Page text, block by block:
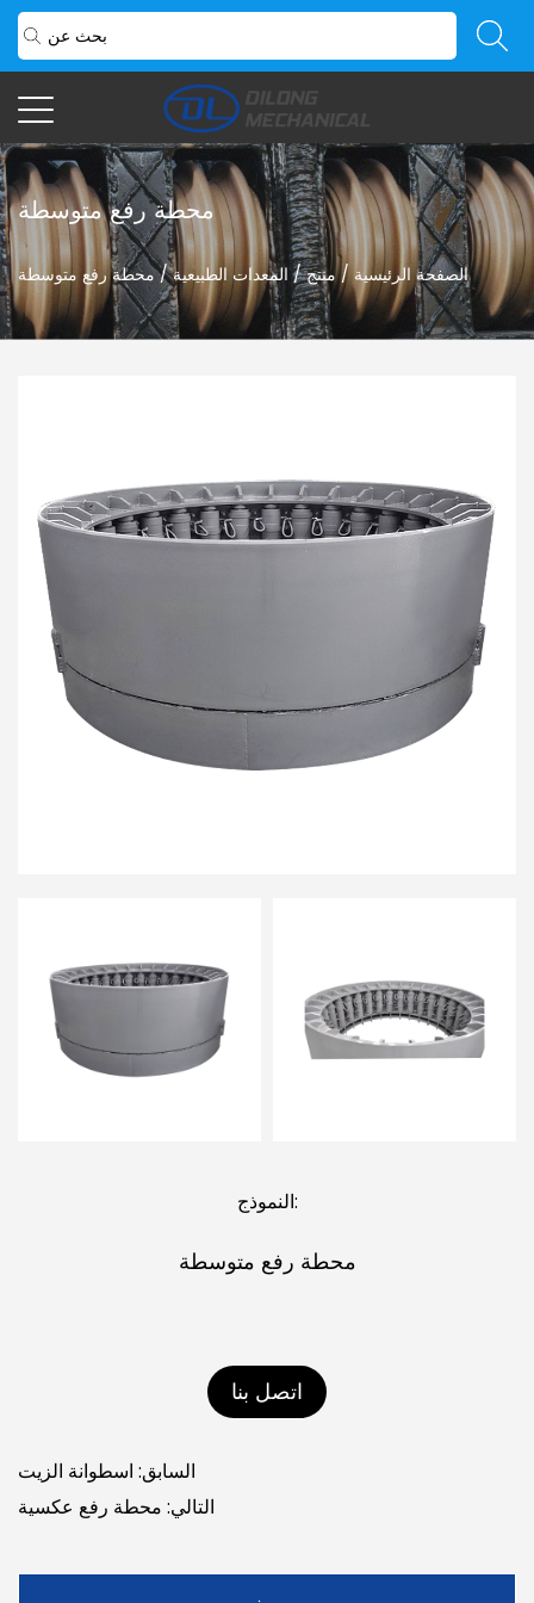
محطة رفع متوسطة
الصفحة الرئيسية/منتج/المعدات الطبيعية/محطة رفع متوسطة
النموذج:
محطة رفع متوسطة
اتصل بنا
السابق: اسطوانة الزيت
التالي: محطة رفع عكسية